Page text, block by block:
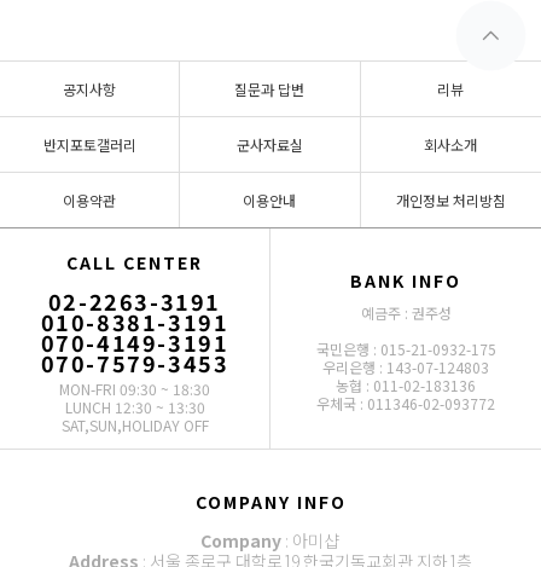
공지사항 질문과 답변 리뷰
반지포토갤러리 군사자료실 회사소개
이용약관 이용안내 개인정보 처리방침
CALL CENTER
02-2263-3191
010-8381-3191
070-4149-3191
070-7579-3453
MON-FRI 09:30 ~ 18:30
LUNCH 12:30 ~ 13:30
SAT,SUN,HOLIDAY OFF
BANK INFO
예금주 : 권주성
국민은행 : 015-21-0932-175
우리은행 : 143-07-124803
농협 : 011-02-183136
우체국 : 011346-02-093772
COMPANY INFO
Company : 아미샵
Address : 서울 종로구 대학로19 한국기독교회관 지하1층